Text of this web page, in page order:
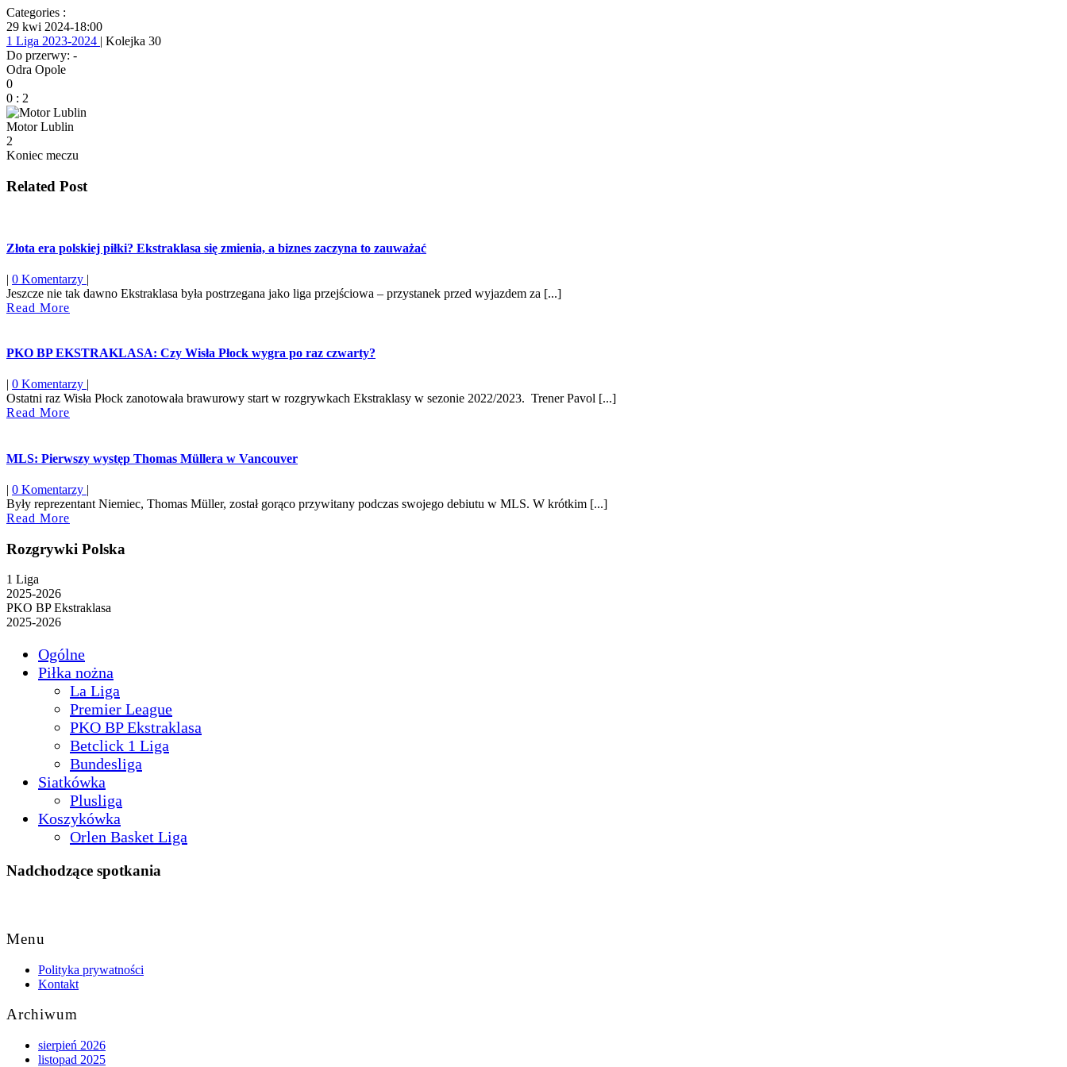
Categories :
29 kwi 2024-18:00
1 Liga 2023-2024 | Kolejka 30
Do przerwy: -
Odra Opole
0
0 : 2
Motor Lublin
2
Koniec meczu
Related Post
Złota era polskiej piłki? Ekstraklasa się zmienia, a biznes zaczyna to zauważać
| 0 Komentarzy |
Jeszcze nie tak dawno Ekstraklasa była postrzegana jako liga przejściowa – przystanek przed wyjazdem za [...]
Read More
PKO BP EKSTRAKLASA: Czy Wisła Płock wygra po raz czwarty?
| 0 Komentarzy |
Ostatni raz Wisła Płock zanotowała brawurowy start w rozgrywkach Ekstraklasy w sezonie 2022/2023. Trener Pavol [...]
Read More
MLS: Pierwszy występ Thomas Müllera w Vancouver
| 0 Komentarzy |
Były reprezentant Niemiec, Thomas Müller, został gorąco przywitany podczas swojego debiutu w MLS. W krótkim [...]
Read More
Rozgrywki Polska
1 Liga
2025-2026
PKO BP Ekstraklasa
2025-2026
Ogólne
Piłka nożna
La Liga
Premier League
PKO BP Ekstraklasa
Betclick 1 Liga
Bundesliga
Siatkówka
Plusliga
Koszykówka
Orlen Basket Liga
Nadchodzące spotkania
Top
Menu
Polityka prywatności
Kontakt
Archiwum
sierpień 2026
listopad 2025